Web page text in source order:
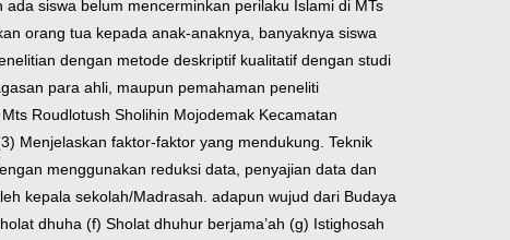
siswa belum mencerminkan perilaku Islami di MTs
orang tua kepada anak-anaknya, banyaknya siswa
dengan metode deskriptif kualitatif dengan studi
para ahli, maupun pemahaman peneliti
Roudlotush Sholihin Mojodemak Kecamatan
Menjelaskan faktor-faktor yang mendukung. Teknik
menggunakan reduksi data, penyajian data dan
kepala sekolah/Madrasah. adapun wujud dari Budaya
dhuha (f) Sholat dhuhur berjama’ah (g) Istighosah